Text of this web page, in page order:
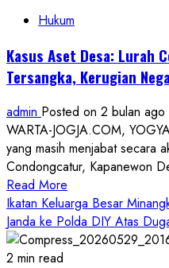
Dirugikan,
SD
di
Klarifikasi:
Beberkan
Fakta
Sebenarnya
di
Balik
Dugaan
Perselingkuhan
Hukum
Kasus Aset Desa: Lurah
Tersangka, Kerugian
admin Posted on 2 bulan ago
WARTA-JOGJA.COM,
yang masih menjabat secara
Condongcatur, Kapanewon
Read More
more
about
Kasus
Ikatan Keluarga Besar
Janda ke Polda DIY Atas
2 min read